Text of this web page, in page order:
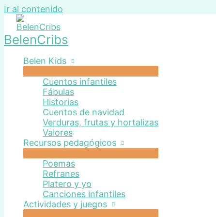
Ir al contenido
BelenCribs
Belen Kids
Cuentos infantiles
Fábulas
Historias
Cuentos de navidad
Verduras, frutas y hortalizas
Valores
Recursos pedagógicos
Poemas
Refranes
Platero y yo
Canciones infantiles
Actividades y juegos